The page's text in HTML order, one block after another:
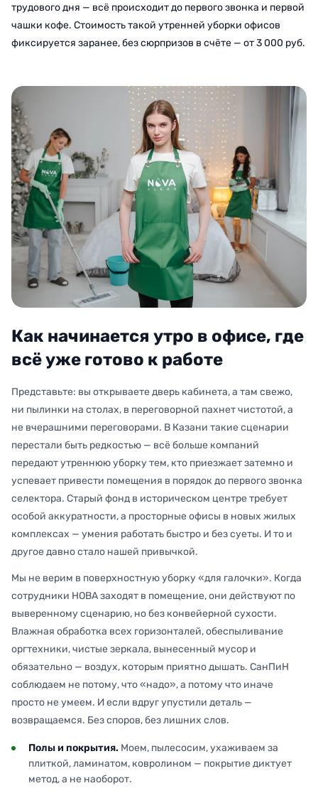
трудового дня — всё происходит до первого звонка и первой
чашки кофе. Стоимость такой утренней уборки офисов
фиксируется заранее, без сюрпризов в счёте — от 3 000 руб.
Как начинается утро в офисе, где
всё уже готово к работе
Представьте: вы открываете дверь кабинета, а там свежо,
ни пылинки на столах, в переговорной пахнет чистотой, а
не вчерашними переговорами. В Казани такие сценарии
перестали быть редкостью — всё больше компаний
передают утреннюю уборку тем, кто приезжает затемно и
успевает привести помещения в порядок до первого звонка
селектора. Старый фонд в историческом центре требует
особой аккуратности, а просторные офисы в новых жилых
комплексах — умения работать быстро и без суеты. И то и
другое давно стало нашей привычкой.
Мы не верим в поверхностную уборку «для галочки». Когда
сотрудники НОВА заходят в помещение, они действуют по
выверенному сценарию, но без конвейерной сухости.
Влажная обработка всех горизонталей, обеспыливание
оргтехники, чистые зеркала, вынесенный мусор и
обязательно — воздух, которым приятно дышать. СанПиН
соблюдаем не потому, что «надо», а потому что иначе
просто не умеем. И если вдруг упустили деталь —
возвращаемся. Без споров, без лишних слов.
Полы и покрытия. Моем, пылесосим, ухаживаем за
плиткой, ламинатом, ковролином — покрытие диктует
метод, а не наоборот.